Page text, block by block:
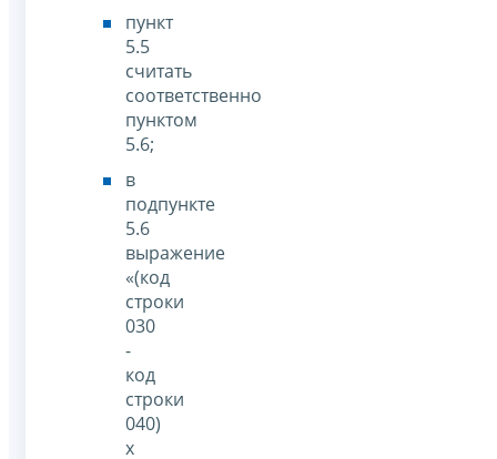
пункт
5.5
считать
соответственно
пунктом
5.6;
в
подпункте
5.6
выражение
«(код
строки
030
-
код
строки
040)
x